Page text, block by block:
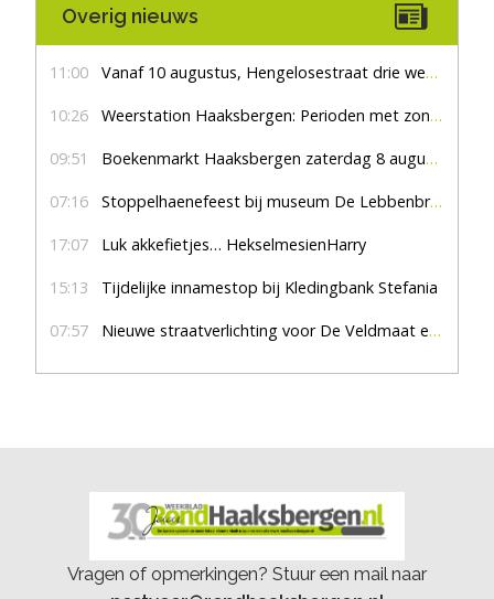
Overig nieuws
11:00 Vanaf 10 augustus, Hengelosestraat drie weken dicht voor doorgaand verkeer
10:26 Weerstation Haaksbergen: Perioden met zon en droog
09:51 Boekenmarkt Haaksbergen zaterdag 8 augustus, marktplein Haaksbergen
07:16 Stoppelhaenefeest bij museum De Lebbenbrugge
17:07 Luk akkefietjes… HekselmesienHarry
15:13 Tijdelijke innamestop bij Kledingbank Stefania
07:57 Nieuwe straatverlichting voor De Veldmaat en De Pas
Vragen of opmerkingen? Stuur een mail naar